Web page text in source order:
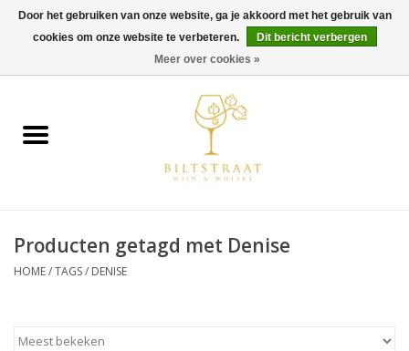
0 Artikelen - €0,00
Wijn
Gin & Tonic
Gedestilleerd
Producten getagd met Denise
HOME/TAGS/ DENISE
Door het gebruiken van onze website, ga je akkoord met het gebruik van
cookies om onze website te verbeteren.
Dit bericht verbergen
Meer over cookies »